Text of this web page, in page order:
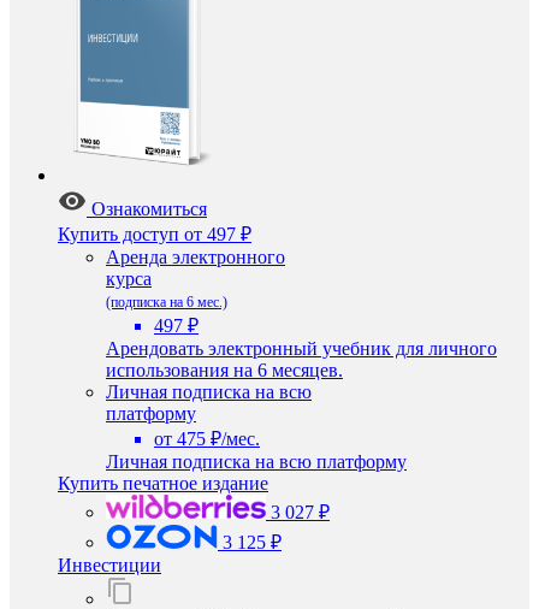
Ознакомиться
Купить доступ от 497 ₽
Аренда электронного
курса
(подписка на 6 мес.)
497 ₽
Арендовать электронный учебник для личного
использования на 6 месяцев.
Личная подписка на всю
платформу
от 475 ₽/мес.
Личная подписка на всю платформу
Купить печатное издание
3 027 ₽
3 125 ₽
Инвестиции